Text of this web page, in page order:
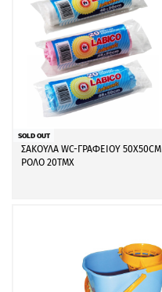
SOLD OUT
ΣΑΚΟΥΛΑ WC-ΓΡΑΦΕΙΟΥ 50Χ50CM
ΡΟΛΟ 20ΤΜΧ